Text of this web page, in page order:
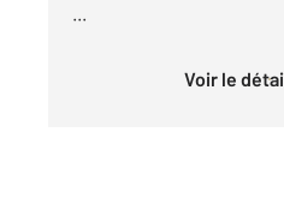
...
Voir le